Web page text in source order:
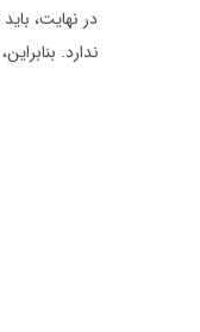
در نهایت،
ندارد.